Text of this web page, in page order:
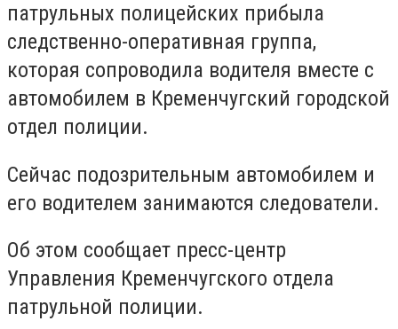
патрульных полицейских прибыла
следственно-оперативная группа,
которая сопроводила водителя вместе с
автомобилем в Кременчугский городской
отдел полиции.
Сейчас подозрительным автомобилем и
его водителем занимаются следователи.
Об этом сообщает пресс-центр
Управления Кременчугского отдела
патрульной полиции.